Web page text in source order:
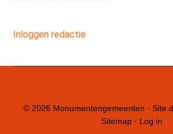
Inloggen redactie
© 2026 Monumentengemeenten · Site
Sitemap · Log in